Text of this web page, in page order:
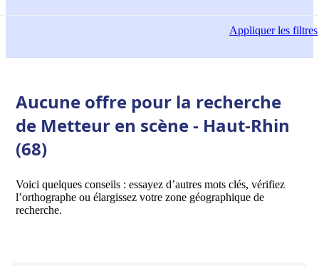
Appliquerles filtres
Aucune offre pour la recherche
de Metteur en scène - Haut-Rhin
(68)
Voici quelques conseils : essayez d’autres mots clés, vérifiez
l’orthographe ou élargissez votre zone géographique de
recherche.